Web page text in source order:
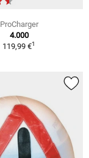
ProCharger
4.000
119,99 €1